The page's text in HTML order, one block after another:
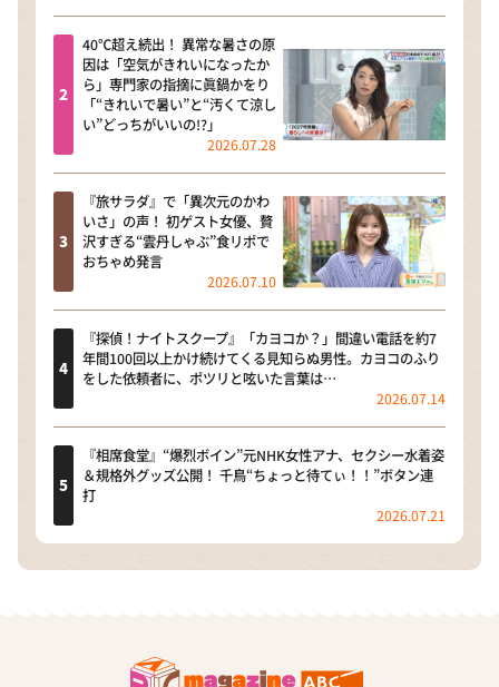
40℃超え続出！ 異常な暑さの原
因は「空気がきれいになったか
ら」専門家の指摘に眞鍋かをり
「“きれいで暑い”と“汚くて涼し
い”どっちがいいの!?」
2026.07.28
『旅サラダ』で「異次元のかわ
いさ」の声！ 初ゲスト女優、贅
沢すぎる“雲丹しゃぶ”食リポで
おちゃめ発言
2026.07.10
『探偵！ナイトスクープ』「カヨコか？」間違い電話を約7
年間100回以上かけ続けてくる見知らぬ男性。カヨコのふり
をした依頼者に、ポツリと呟いた言葉は…
2026.07.14
『相席食堂』“爆烈ボイン”元NHK女性アナ、セクシー水着姿
＆規格外グッズ公開！ 千鳥“ちょっと待てぃ！！”ボタン連
打
2026.07.21